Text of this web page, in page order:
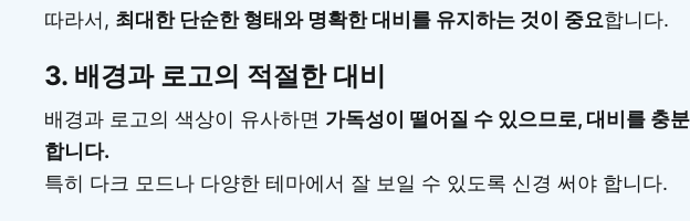
따라서, 최대한 단순한 형태와 명확한 대비를 유지하는 것이 중요합니다.
3. 배경과 로고의 적절한 대비
배경과 로고의 색상이 유사하면 가독성이 떨어질 수 있으므로, 대비를 충
합니다.
특히 다크 모드나 다양한 테마에서 잘 보일 수 있도록 신경 써야 합니다.